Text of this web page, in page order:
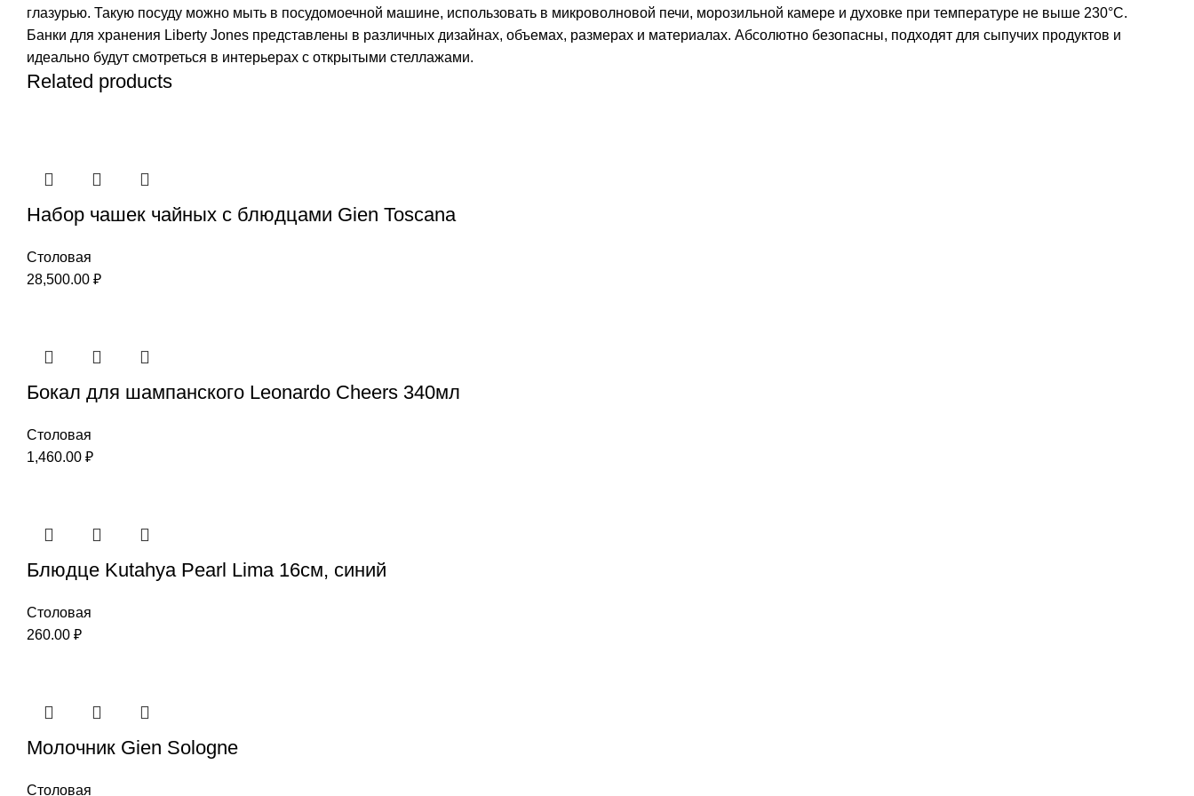
глазурью. Такую посуду можно мыть в посудомоечной машине, использовать в микроволновой печи, морозильной камере и духовке при температуре не выше 230°C.
Банки для хранения Liberty Jones представлены в различных дизайнах, объемах, размерах и материалах. Абсолютно безопасны, подходят для сыпучих продуктов и
идеально будут смотреться в интерьерах с открытыми стеллажами.
Related products
Набор чашек чайных с блюдцами Gien Toscana
Столовая
28,500.00 ₽
Бокал для шампанского Leonardo Cheers 340мл
Столовая
1,460.00 ₽
Блюдце Kutahya Pearl Lima 16см, синий
Столовая
260.00 ₽
Молочник Gien Sologne
Столовая